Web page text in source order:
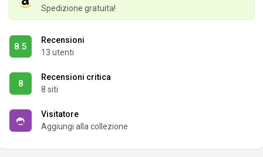
Spedizione gratuita!
8.5
Recensioni
13 utenti
8
Recensioni critica
8 siti
Visitatore
Aggiungi alla collezione